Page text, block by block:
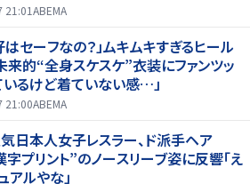
ABEMA
はセーフなの？」ムキムキすぎるヒール
来的“全身スケスケ”衣装にファンツッ
いるけど着ていない感…」
21:00ABEMA
気日本人女子レスラー、ド派手ヘア
字プリント”のノースリーブ姿に反響「え
アルやな」